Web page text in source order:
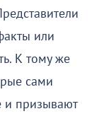
или
К тому же
сами
и призывают